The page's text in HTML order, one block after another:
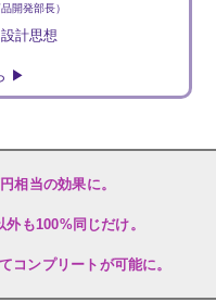
開発部長）
計思想
▶
相当の効果に。
外も100%同じだけ。
コンプリートが可能に。